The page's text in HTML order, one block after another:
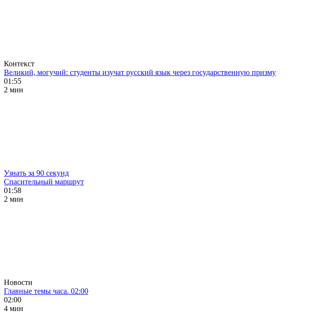
Контекст
Великий, могучий: студенты изучат русский язык через государственную призму
01:55
2 мин
Узнать за 90 секунд
Спасительный маршрут
01:58
2 мин
Новости
Главные темы часа. 02:00
02:00
4 мин